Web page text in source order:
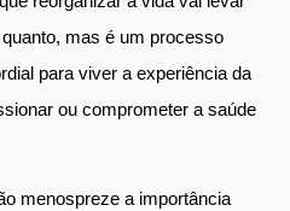
mas é um processo
para viver a experiência da
ou comprometer a saúde
menospreze a importância